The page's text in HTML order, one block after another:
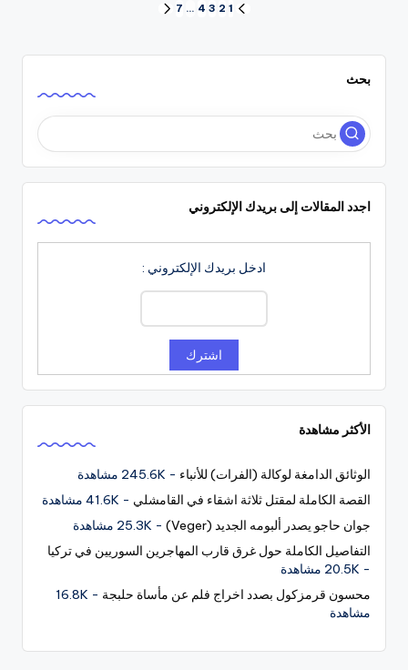
pagination
الصفحة
1
2
3
4
…
7
بحث
اجدد المقالات إلى بريدك الإلكتروني
ادخل بريدك الإلكتروني :
الأكثر مشاهدة
الوثائق الدامغة لوكالة (الفرات) للأنباء - 245.6K مشاهدة
القصة الكاملة لمقتل ثلاثة اشقاء في القامشلي - 41.6K مشاهدة
جوان حاجو يصدر ألبومه الجديد (Veger)
- 25.3K مشاهدة
التفاصيل الكاملة حول غرق قارب المهاجرين السوريين في تركيا
- 20.5K مشاهدة
محسون قرمزكول بصدد اخراج فلم عن مأساة حلبجة
- 16.8K
مشاهدة